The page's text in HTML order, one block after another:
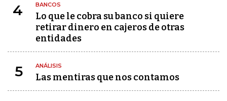
4 BANCOS
Lo que le cobra su banco si quiere
retirar dinero en cajeros de otras
entidades
5 ANÁLISIS
Las mentiras que nos contamos